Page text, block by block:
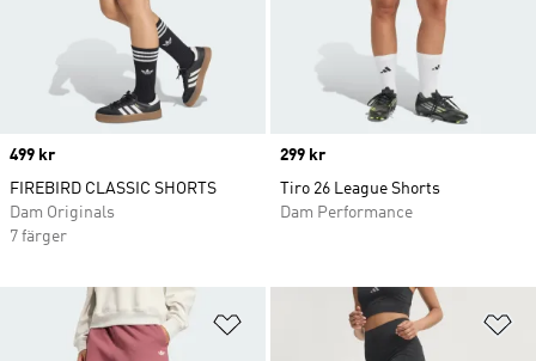
Price
499 kr
FIREBIRD CLASSIC SHORTS
Dam Originals
7 färger
Price
299 kr
Tiro 26 League Shorts
Dam Performance
Lägg till på önskelistan